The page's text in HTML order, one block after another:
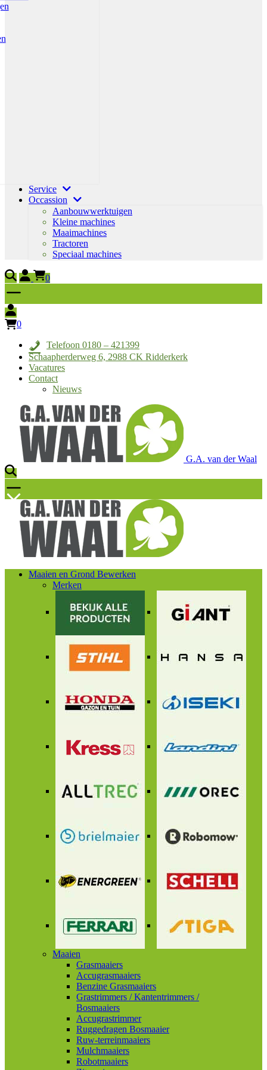
Service
Occassion
Aanbouwwerktuigen
Kleine machines
Maaimachines
Tractoren
Speciaal machines
0
0
Telefoon 0180 – 421399
Schaapherderweg 6, 2988 CK Ridderkerk
Vacatures
Contact
Nieuws
G.A. van der Waal
Maaien en Grond Bewerken
Merken
Maaien
Grasmaaiers
Accugrasmaaiers
Benzine Grasmaaiers
Grastrimmers / Kantentrimmers /
Bosmaaiers
Accugrastrimmer
Ruggedragen Bosmaaier
Ruw-terreinmaaiers
Mulchmaaiers
Robotmaaiers